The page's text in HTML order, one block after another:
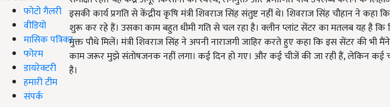
फोटो गैलरी
वीडियो
मासिक पत्रिका
फोरम
डायरेक्टरी
हमारी टीम
संपर्क
इसकी कार्य प्रगति से केंद्रीय कृषि मंत्री शिवराज सिंह संतुष्ट नहीं थे। शिवराज सिंह चौहान ने कहा
शुरू कर रहे हैं। उसका काम बहुत धीमी गति से चल रहा है। क्लीन प्लांट सेंटर का मतलब यह है कि
मुक्त पौधे मिलें। मंत्री शिवराज सिंह ने अपनी नाराजगी जाहिर करते हुए कहा कि इस सेंटर की भी
काम जरूर मुझे संतोषजनक नहीं लगा। कई दिन हो गए। और कई चीजें की जा रही हैं, लेकिन
है।